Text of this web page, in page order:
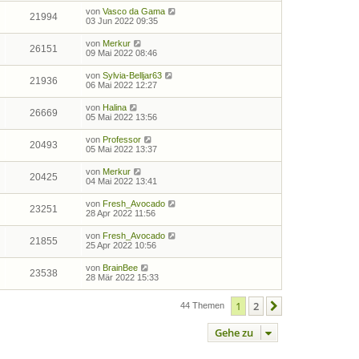
21994 von Vasco da Gama
03 Jun 2022 09:35
26151 von Merkur
09 Mai 2022 08:46
21936 von Sylvia-Belljar63
06 Mai 2022 12:27
26669 von Halina
05 Mai 2022 13:56
20493 von Professor
05 Mai 2022 13:37
20425 von Merkur
04 Mai 2022 13:41
23251 von Fresh_Avocado
28 Apr 2022 11:56
21855 von Fresh_Avocado
25 Apr 2022 10:56
23538 von BrainBee
28 Mär 2022 15:33
44 Themen 1 2
Gehe zu